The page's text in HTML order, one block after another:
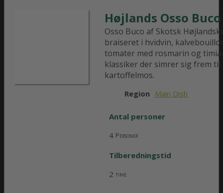
Højlands Osso
Osso Buco af Skotsk
braiseret i hvidvin,
tomater med rosmarin og
klassiker der simrer sig frem
kartoffelmos.
Region Main Dish
Antal personer
4 Personer
Tilberedningstid
2 time